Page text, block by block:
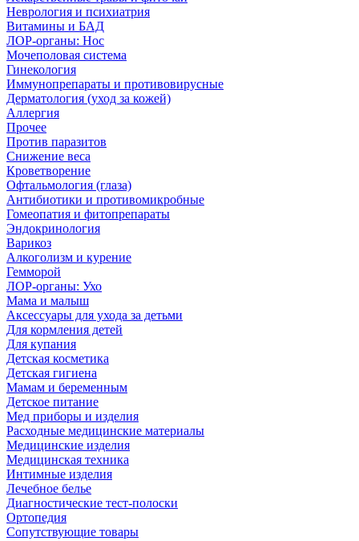
Неврология и психиатрия
Витамины и БАД
ЛОР-органы: Нос
Мочеполовая система
Гинекология
Иммунопрепараты и противовирусные
Дерматология (уход за кожей)
Аллергия
Прочее
Против паразитов
Снижение веса
Кроветворение
Офтальмология (глаза)
Антибиотики и противомикробные
Гомеопатия и фитопрепараты
Эндокринология
Варикоз
Алкоголизм и курение
Гемморой
ЛОР-органы: Ухо
Мама и малыш
Аксессуары для ухода за детьми
Для кормления детей
Для купания
Детская косметика
Детская гигиена
Мамам и беременным
Детское питание
Мед приборы и изделия
Расходные медицинские материалы
Медицинские изделия
Медицинская техника
Интимные изделия
Лечебное белье
Диагностические тест-полоски
Ортопедия
Сопутствующие товары